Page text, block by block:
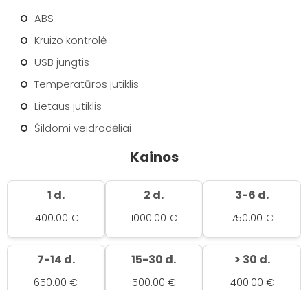
ABS
Kruizo kontrolė
USB jungtis
Temperatūros jutiklis
Lietaus jutiklis
Šildomi veidrodėliai
Kainos
1 d.
1400.00 €
2 d.
1000.00 €
3-6 d.
750.00 €
7-14 d.
650.00 €
15-30 d.
500.00 €
> 30 d.
400.00 €